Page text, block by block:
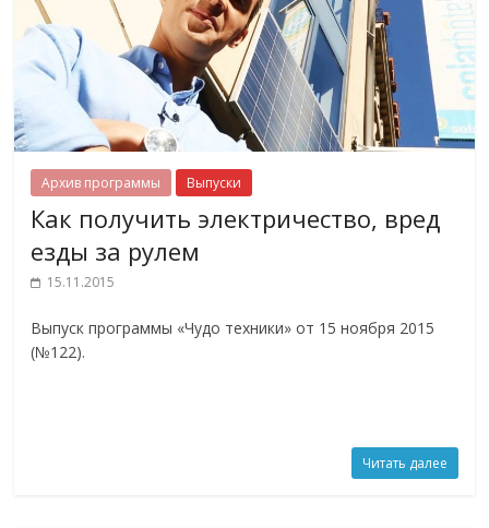
Архив программы Выпуски
Как получить электричество, вред
езды за рулем
15.11.2015
Выпуск программы «Чудо техники» от 15 ноября 2015
(№122).
Читать далее